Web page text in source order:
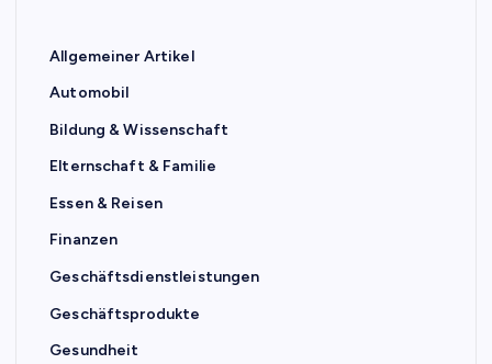
Allgemeiner Artikel
Automobil
Bildung & Wissenschaft
Elternschaft & Familie
Essen & Reisen
Finanzen
Geschäftsdienstleistungen
Geschäftsprodukte
Gesundheit